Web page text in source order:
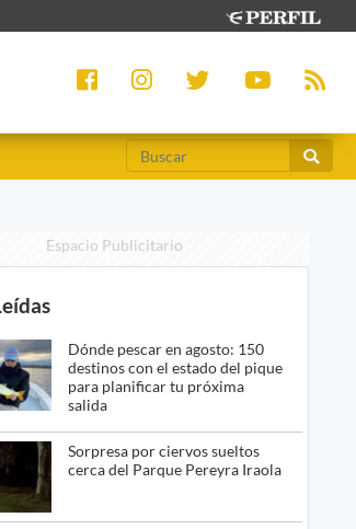
Espacio Publicitario
Dónde pescar en agosto: 150
destinos con el estado del pique
para planificar tu próxima
salida
Sorpresa por ciervos sueltos
cerca del Parque Pereyra Iraola